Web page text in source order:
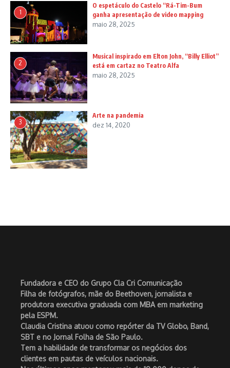
1
O espetáculo do Castelo “Rá-Tim-Bum
ganha apresentação de video mapping
maio 28, 2025
2
Musical inspirado em Elton John, “Billy Elliot”
está em cartaz no Teatro Alfa
maio 28, 2025
3
Arte na pandemia
dez 14, 2020
Fundadora e CEO do Grupo Cla Cri Comunicação
Filha de fotógrafos, mãe do Beethoven, jornalista e
produtora executiva graduada com MBA em marketing
pela ESPM.
Claudia Cristina atuou como repórter da TV Globo, Band,
SBT e no Jornal Folha de São Paulo.
Tem a habilidade de transformar os negócios dos
clientes em pautas de veículos nacionais.